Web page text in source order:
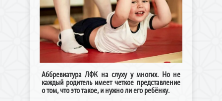
Аббревиатура ЛФК на слуху у многих. Но не
каждый родитель имеет четкое представление
о том, что это такое, и нужно ли его ребёнку.